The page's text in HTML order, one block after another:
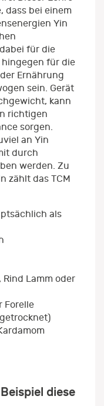
dass bei einem
Yin
für die
hingegen für die
Ernährung
sein. Gerät
kann
richtigen
sorgen.
an Yin
durch
werden. Zu
zählt das TCM
als
Rind Lamm oder
Forelle
diese